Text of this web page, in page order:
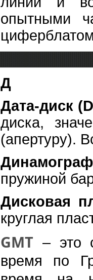
опытными
Д
Дата-диск
диска,
(апертуру).
пружиной
Дисковая
круглая
GMT – это
время по